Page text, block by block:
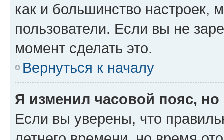
как и большинство настроек,
пользователи. Если вы не
момент сделать это.
Вернуться к началу
Я изменил часовой пояс,
Если вы уверены, что